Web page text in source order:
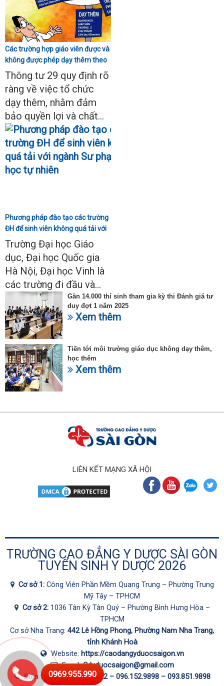
Các trường hợp giáo viên được và
không được phép dạy thêm theo
Thông tư 29
Thông tư 29 quy định rõ
ràng về việc tổ chức
dạy thêm, nhằm đảm
bảo quyền lợi và chất...
Phương pháp đào tạo các trường
ĐH để sinh viên không quá tải với
ngành Sư phạm Khoa học tự
nhiên
Trường Đại học Giáo
dục, Đại học Quốc gia
Hà Nội, Đại học Vinh là
các trường đi đầu và...
Gần 14.000 thí sinh tham gia kỳ thi Đánh giá tư
duy đợt 1 năm 2025
Xem thêm
Tiến tới môi trường giáo dục không dạy thêm,
học thêm
Xem thêm
LIÊN KẾT MẠNG XÃ HỘI
TRƯỜNG CAO ĐẲNG Y DƯỢC SÀI GÒN
TUYỂN SINH Y DƯỢC 2026
Cơ sở 1: Công Viên Phần Mềm Quang Trung – Phường Trung
Mỹ Tây – TPHCM
Cơ sở 2: 1036 Tân Kỳ Tân Quý – Phường Bình Hưng Hòa –
TPHCM
Cơ sở Nha Trang: 442 Lê Hồng Phong, Phường Nam Nha Trang,
tỉnh Khánh Hoà
Website: https://caodangyduocsaigon.vn
Email:Cdyduocsaigon@gmail.com
Điện thoại:0287.1060.222 – 096.152.9898– 093.851.9898
0969.955.990